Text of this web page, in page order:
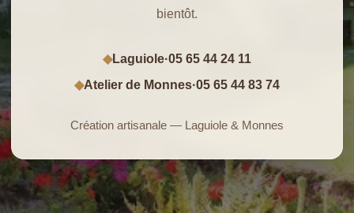
bientôt.
◆Laguiole·05 65 44 24 11
◆Atelier de Monnes·05 65 44 83 74
Création artisanale — Laguiole & Monnes